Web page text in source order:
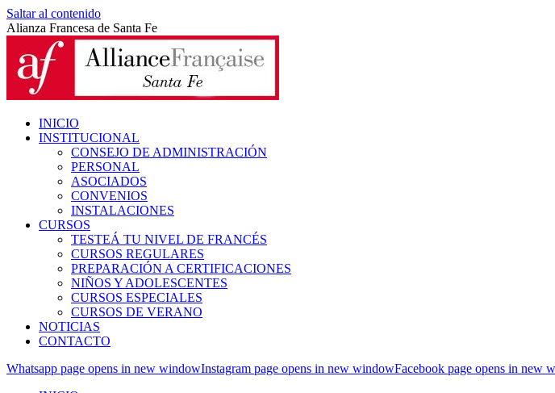
Saltar al contenido
Alianza Francesa de Santa Fe
INICIO
INSTITUCIONAL
CONSEJO DE ADMINISTRACIÓN
PERSONAL
ASOCIADOS
CONVENIOS
INSTALACIONES
CURSOS
TESTEÁ TU NIVEL DE FRANCÉS
CURSOS REGULARES
PREPARACIÓN A CERTIFICACIONES
NIÑOS Y ADOLESCENTES
CURSOS ESPECIALES
CURSOS DE VERANO
NOTICIAS
CONTACTO
Whatsapp page opens in new windowInstagram page opens in new windowFacebook page opens in new